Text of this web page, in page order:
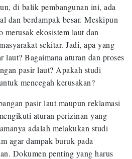
di balik pembangunan ini, ada
dan berdampak besar. Meskipun
ekosistem laut dan
sekitar. Jadi, apa yang
laut? Bagaimana aturan dan proses
pasir laut? Apakah studi
mencegah kerusakan?
pasir laut maupun reklamasi
aturan perizinan yang
adalah melakukan studi
agar dampak buruk pada
Dokumen penting yang harus